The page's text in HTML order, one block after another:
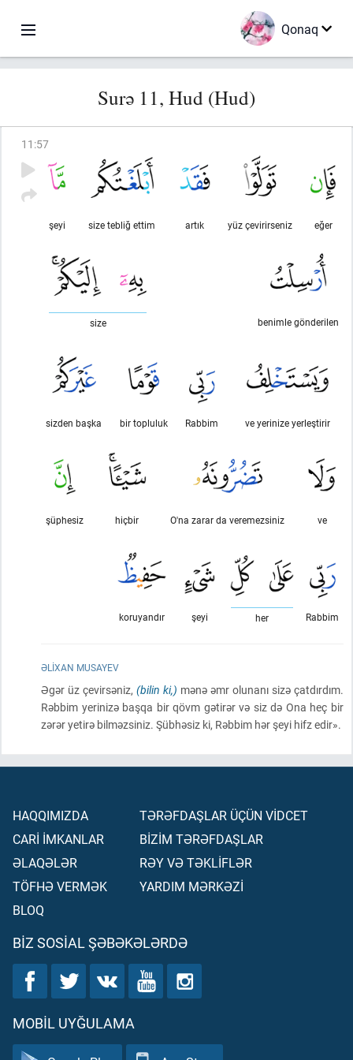
Qonaq
Surə 11, Hud (Hud)
11 :57
eğer
yüz çevirirseniz
artık
size tebliğ ettim
şeyi
benimle gönderilen
size
ve yerinize yerleştirir
Rabbim
bir topluluk
sizden başka
ve
O'na zarar da veremezsiniz
hiçbir
şüphesiz
Rabbim
her
şeyi
koruyandır
ƏLIXAN MUSAYEV
Əgər üz çevirsəniz, (bilin ki,) mənə əmr olunanı sizə çatdırdım.
Rəbbim yerinizə başqa bir qövm gətirər və siz də Ona heç bir
zərər yetirə bilməzsiniz. Şübhəsiz ki, Rəbbim hər şeyi hifz edir».
HAQQIMIZDA
CARİ İMKANLAR
ƏLAQƏLƏR
TÖFHƏ VERMƏK
BLOQ
TƏRƏFDAŞLAR ÜÇÜN VİDCET
BİZİM TƏRƏFDAŞLAR
RƏY VƏ TƏKLİFLƏR
YARDIM MƏRKƏZİ
BIZ SOSIAL ŞƏBƏKƏLƏRDƏ
MOBIL UYĞULAMA